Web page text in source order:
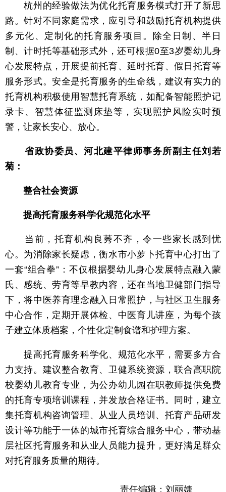
杭州的经验做法为优化托育服务模式打开了新思
路。针对不同家庭需求，应引导和鼓励托育机构提供
多元化、定制化的托育服务项目。除全日制、半日
制、计时托等基础形式外，还可根据0至3岁婴幼儿身
心发展特点，开展提前托育、延时托育、假日托育等
服务形式。安全是托育服务的生命线，建议有实力的
托育机构积极使用智慧托育系统，如配备智能照护记
录卡、智慧体征监测床垫等，实现照护风险实时预
警，让家长安心、放心。
省政协委员、河北建平律师事务所副主任刘若
菊：
整合社会资源
提高托育服务科学化规范化水平
当前，托育机构良莠不齐，令一些家长感到忧
心。为消除家长疑虑，衡水市小萝卜托育中心打出了
一套“组合拳”：不仅根据婴幼儿身心发展特点融入蒙
氏、感统、劳育等早教内容，还在当地卫健部门指导
下，将中医养育理念融入日常照护，与社区卫生服务
中心合作，定期开展体检、中医育儿讲座，为每个孩
子建立体质档案，个性化定制食谱和护理方案。
提高托育服务科学化、规范化水平，需要多方合
力支持。建议整合教育、卫健系统资源，联合高职院
校婴幼儿教育专业，为公办幼儿园在职教师提供免费
的托育专项培训课程，并发放合格证书。同时，建立
集托育机构咨询管理、从业人员培训、托育产品研发
设计等功能于一体的城市托育综合服务中心，带动基
层社区托育服务和从业人员能力提升，更好满足群众
对托育服务质量的期待。
责任编辑：刘丽婕